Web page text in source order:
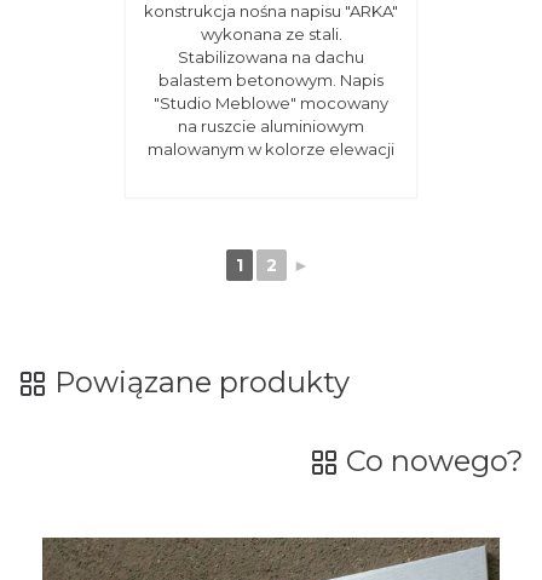
konstrukcja nośna napisu "ARKA"
wykonana ze stali.
Stabilizowana na dachu
balastem betonowym. Napis
"Studio Meblowe" mocowany
na ruszcie aluminiowym
malowanym w kolorze elewacji
1 2 ►
Powiązane produkty
Co nowego?